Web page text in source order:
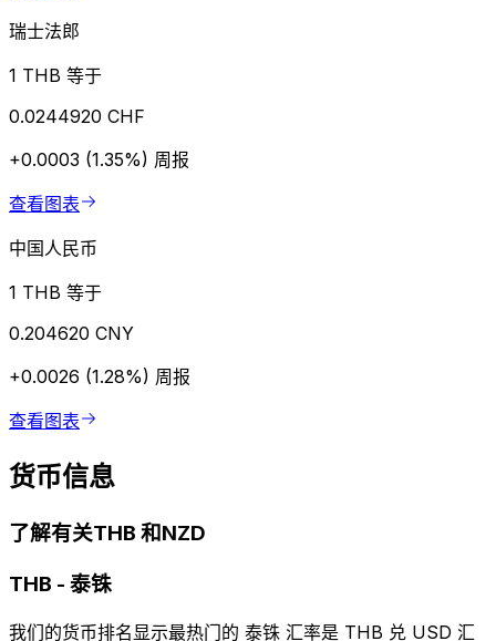
瑞士法郎
1 THB 等于
0.0244920 CHF
+0.0003 (1.35%) 周报
查看图表
中国人民币
1 THB 等于
0.204620 CNY
+0.0026 (1.28%) 周报
查看图表
货币信息
了解有关THB 和NZD
THB - 泰铢
我们的货币排名显示最热门的 泰铢 汇率是 THB 兑 USD 汇